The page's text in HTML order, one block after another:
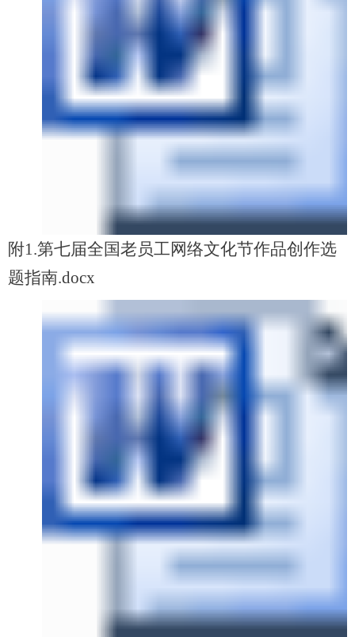
附1.第七届全国老员工网络文化节作品创作选
题指南.docx